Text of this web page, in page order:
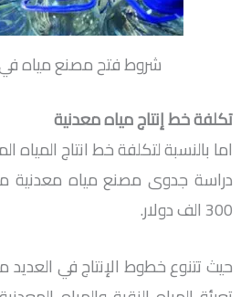
شروط فتح مصنع مياه
تكلفة خط إنتاج مياه معدنية
اما بالنسبة لتكلفة خط انتاج
300 الف دولار.
حيث تتنوع خطوط الإنتاج في